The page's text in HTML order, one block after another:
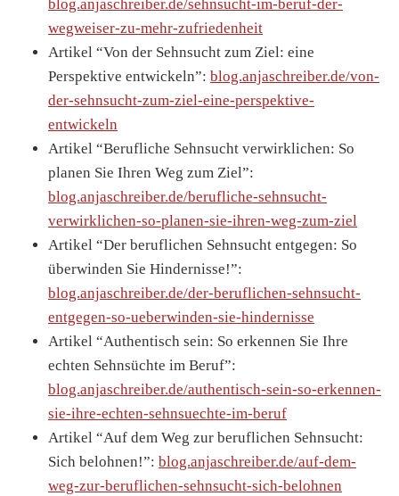
blog.anjaschreiber.de/sehnsucht-im-beruf-der-
wegweiser-zu-mehr-zufriedenheit
Artikel “Von der Sehnsucht zum Ziel: eine
Perspektive entwickeln”: blog.anjaschreiber.de/von-
der-sehnsucht-zum-ziel-eine-perspektive-
entwickeln
Artikel “Berufliche Sehnsucht verwirklichen: So
planen Sie Ihren Weg zum Ziel”:
blog.anjaschreiber.de/berufliche-sehnsucht-
verwirklichen-so-planen-sie-ihren-weg-zum-ziel
Artikel “Der beruflichen Sehnsucht entgegen: So
überwinden Sie Hindernisse!”:
blog.anjaschreiber.de/der-beruflichen-sehnsucht-
entgegen-so-ueberwinden-sie-hindernisse
Artikel “Authentisch sein: So erkennen Sie Ihre
echten Sehnsüchte im Beruf”:
blog.anjaschreiber.de/authentisch-sein-so-erkennen-
sie-ihre-echten-sehnsuechte-im-beruf
Artikel “Auf dem Weg zur beruflichen Sehnsucht:
Sich belohnen!”: blog.anjaschreiber.de/auf-dem-
weg-zur-beruflichen-sehnsucht-sich-belohnen